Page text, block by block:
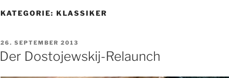
KATEGORIE: KLASSIKER
VERÖFFENTLICHT
AM
26. SEPTEMBER 2013
Der Dostojewskij-Relaunch